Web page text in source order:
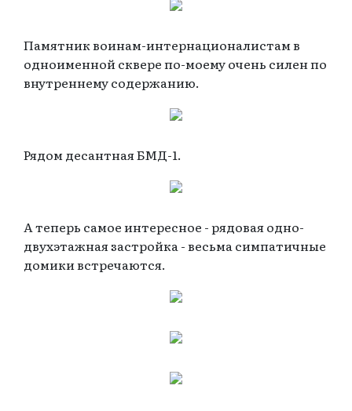
Памятник воинам-интернационалистам в
одноименной сквере по-моему очень силен по
внутреннему содержанию.
Рядом десантная БМД-1.
А теперь самое интересное - рядовая одно-
двухэтажная застройка - весьма симпатичные
домики встречаются.